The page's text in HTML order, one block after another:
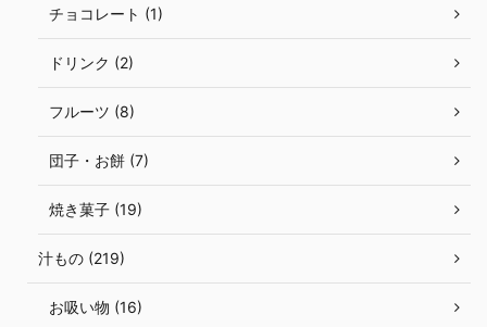
チョコレート (1)
ドリンク (2)
フルーツ (8)
団子・お餅 (7)
焼き菓子 (19)
汁もの (219)
お吸い物 (16)